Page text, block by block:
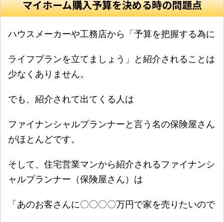
マイホーム購入予算を決める時の問題点
ハウスメーカーや工務店から「予算を把握する為に
ライフプランを立てましょう」と紹介されることは
少なくありません。
でも、紹介されて出てくる人は
ファイナンシャルプランナーと言う名の保険屋さん
がほとんどです。
そして、住宅営業マンから紹介されるファイナンシ
ャルプランナー（保険屋さん）は
「あのお客さんに〇〇〇〇万円で家を売りたいので